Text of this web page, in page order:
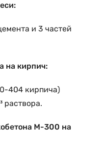
и 3 частей
на кирпич:
404 кирпича)
раствора.
М-300 на